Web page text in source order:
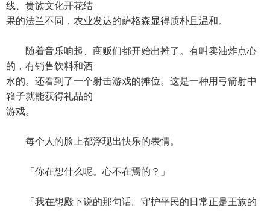
线、贵族文化开花结
果的法兰不同，农业发达的萨格森显得质朴且温和。
随着音乐响起、商贩们都开始出摊了。有叫卖油炸点心
的，有销售饮料和酒
水的。还看到了一个射击游戏的摊位。这是一种用弓箭射中
箱子就能获得礼品的
游戏。
每个人的脸上都浮现出快乐的表情。
「你在想什么呢。心不在焉的？」
「我在想殿下说的那句话。守护平民的日常正是王族的